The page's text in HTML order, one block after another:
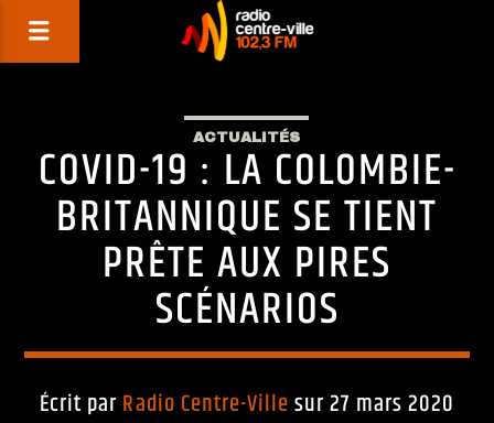
ACTUALITÉS
COVID-19 : LA COLOMBIE-
BRITANNIQUE SE TIENT
PRÊTE AUX PIRES
SCÉNARIOS
Écrit par Radio Centre-Villesur 27 mars 2020